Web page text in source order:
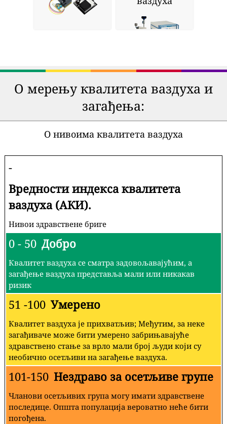
О мерењу квалитета ваздуха и
загађења:
О нивоима квалитета ваздуха
-
Вредности индекса квалитета
ваздуха (АКИ).
Нивои здравствене бриге
0 - 50 Добро
Квалитет ваздуха се сматра задовољавајућим, а
загађење ваздуха представља мали или никакав
ризик
51 -100 Умерено
Квалитет ваздуха је прихватљив; Међутим, за неке
загађиваче може бити умерено забрињавајуће
здравствено стање за врло мали број људи који су
необично осетљиви на загађење ваздуха.
101-150 Нездраво за осетљиве групе
Чланови осетљивих група могу имати здравствене
последице. Општа популација вероватно неће бити
погођена.